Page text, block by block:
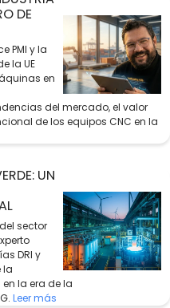
DE
PMI y la
la UE
en
del mercado, el valor
de los equipos CNC en la
UN
sector
DRI y
la
la era de la
Leer más